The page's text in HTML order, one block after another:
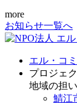
more
お知らせ一覧へ
エル・コ
プロジェ
地域の担
鯖江